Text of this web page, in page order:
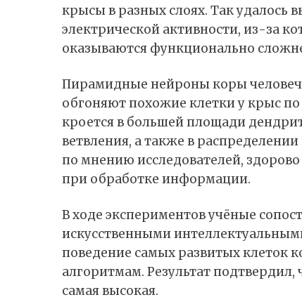
крысы в разных слоях. Так удалось
электрической активности, из-за
оказываются функционально
Пирамидные нейроны коры
обгоняют похожие клетки у крыс
кроется в большей площади
ветвления, а также в
по мнению исследователей,
при обработке информации.
В ходе экспериментов учёные
искусственными
поведение самых развитых клеток
алгоритмам. Результат
самая высокая.